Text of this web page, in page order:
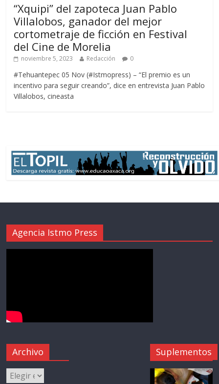
“Xquipi” del zapoteca Juan Pablo
Villalobos, ganador del mejor
cortometraje de ficción en Festival
del Cine de Morelia
noviembre 5, 2023 Redacción 0
#Tehuantepec 05 Nov (#Istmopress) – “El premio es un
incentivo para seguir creando”, dice en entrevista Juan Pablo
Villalobos, cineasta
Agencia Istmo Press
Archivo Suplementos